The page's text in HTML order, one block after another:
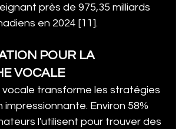
près de 975,35 milliards
en 2024 [11].
POUR LA
VOCALE
vocale transforme les stratégies
impressionnante. Environ 58%
l'utilisent pour trouver des